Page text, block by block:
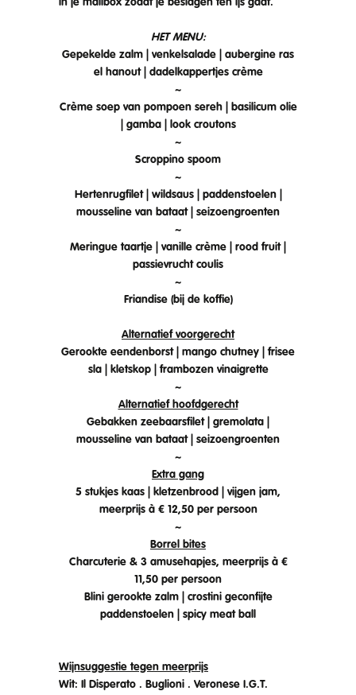
in je mailbox zodat je beslagen ten ijs gaat.
HET MENU:
Gepekelde zalm | venkelsalade | aubergine ras
el hanout | dadelkappertjes crème
~
Crème soep van pompoen sereh | basilicum olie
| gamba | look croutons
~
Scroppino spoom
~
Hertenrugfilet | wildsaus | paddenstoelen |
mousseline van bataat | seizoengroenten
~
Meringue taartje | vanille crème | rood fruit |
passievrucht coulis
~
Friandise (bij de koffie)
Alternatief voorgerecht
Gerookte eendenborst | mango chutney | frisee
sla | kletskop | frambozen vinaigrette
~
Alternatief hoofdgerecht
Gebakken zeebaarsfilet | gremolata |
mousseline van bataat | seizoengroenten
~
Extra gang
5 stukjes kaas | kletzenbrood | vijgen jam,
meerprijs à € 12,50 per persoon
~
Borrel bites
Charcuterie & 3 amusehapjes, meerprijs à €
11,50 per persoon
Blini gerookte zalm | crostini geconfijte
paddenstoelen | spicy meat ball
Wijnsuggestie tegen meerprijs
Wit: Il Disperato . Buglioni . Veronese I.G.T.